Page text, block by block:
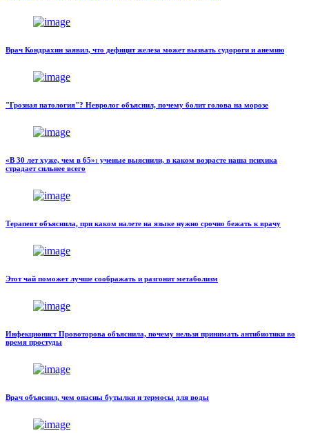
Врач Кондрахин заявил, что дефицит железа может вызвать судороги и анемию
"Грозная патология"? Невролог объяснил, почему болит голова на морозе
«В 30 лет хуже, чем в 65»: ученые выяснили, в каком возрасте наша психика
страдает сильнее всего
Терапевт объяснила, при каком налете на языке нужно срочно бежать к врачу
Этот чай поможет лучше соображать и разгонит метаболизм
Инфекционист Провоторова объяснила, почему нельзя принимать антибиотики во
время простуды
Врач объяснил, чем опасны бутылки и термосы для воды